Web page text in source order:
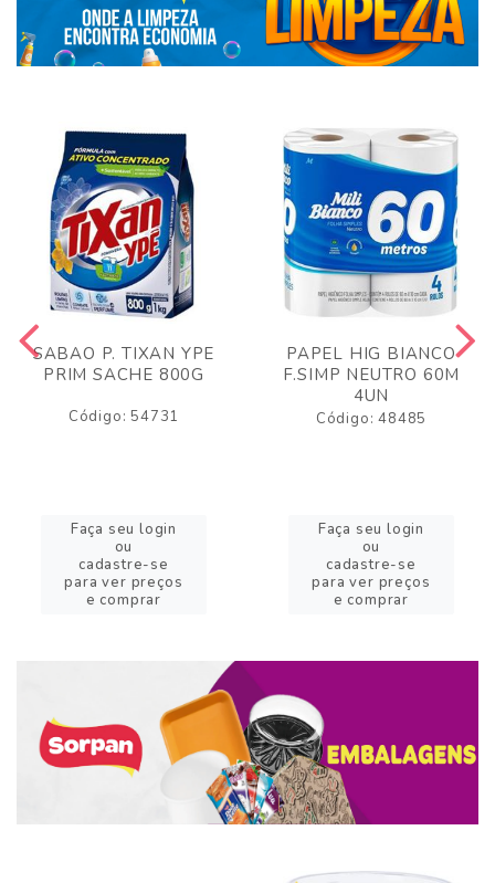
SABAO P. TIXAN YPE
PRIM SACHE 800G
Código: 54731
Faça seu login
ou
cadastre-se
para ver preços
e comprar
PAPEL HIG BIANCO
F.SIMP NEUTRO 60M
4UN
Código: 48485
Faça seu login
ou
cadastre-se
para ver preços
e comprar